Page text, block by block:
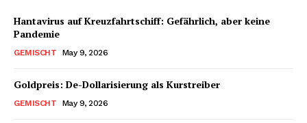
Hantavirus auf Kreuzfahrtschiff: Gefährlich, aber keine
Pandemie
GEMISCHT May 9, 2026
Goldpreis: De-Dollarisierung als Kurstreiber
GEMISCHT May 9, 2026